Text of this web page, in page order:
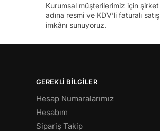
Kurumsal müşterilerimiz için şirket
adına resmi ve KDV’li faturalı satış
imkânı sunuyoruz.
GEREKLİ BİLGİLER
Hesap Numaralarımız
Hesabım
Sipariş Takip